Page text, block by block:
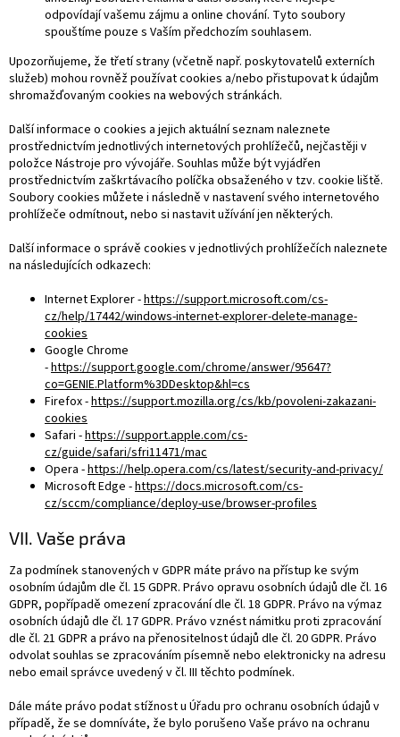
odpovídají vašemu zájmu a online chování. Tyto soubory
spouštíme pouze s Vaším předchozím souhlasem.
Upozorňujeme, že třetí strany (včetně např. poskytovatelů externích
služeb) mohou rovněž používat cookies a/nebo přistupovat k údajům
shromažďovaným cookies na webových stránkách.
Další informace o cookies a jejich aktuální seznam naleznete
prostřednictvím jednotlivých internetových prohlížečů, nejčastěji v
položce Nástroje pro vývojáře. Souhlas může být vyjádřen
prostřednictvím zaškrtávacího políčka obsaženého v tzv. cookie liště.
Soubory cookies můžete i následně v nastavení svého internetového
prohlížeče odmítnout, nebo si nastavit užívání jen některých.
Další informace o správě cookies v jednotlivých prohlížečích naleznete
na následujících odkazech:
Internet Explorer -https://support.microsoft.com/cs-
cz/help/17442/windows-internet-explorer-delete-manage-
cookies
Google Chrome
-https://support.google.com/chrome/answer/95647?
co=GENIE.Platform%3DDesktop&hl=cs
Firefox -https://support.mozilla.org/cs/kb/povoleni-zakazani-
cookies
Safari -https://support.apple.com/cs-
cz/guide/safari/sfri11471/mac
Opera -https://help.opera.com/cs/latest/security-and-privacy/
Microsoft Edge -https://docs.microsoft.com/cs-
cz/sccm/compliance/deploy-use/browser-profiles
VII. Vaše práva
Za podmínek stanovených v GDPR máte právo na přístup ke svým
osobním údajům dle čl. 15 GDPR. Právo opravu osobních údajů dle čl. 16
GDPR, popřípadě omezení zpracování dle čl. 18 GDPR. Právo na výmaz
osobních údajů dle čl. 17 GDPR. Právo vznést námitku proti zpracování
dle čl. 21 GDPR a právo na přenositelnost údajů dle čl. 20 GDPR. Právo
odvolat souhlas se zpracováním písemně nebo elektronicky na adresu
nebo email správce uvedený v čl. III těchto podmínek.
Dále máte právo podat stížnost u Úřadu pro ochranu osobních údajů v
případě, že se domníváte, že bylo porušeno Vaše právo na ochranu